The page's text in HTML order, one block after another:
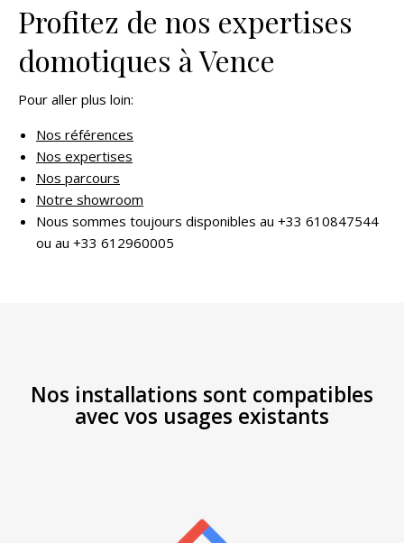
Profitez de nos expertises
domotiques à Vence
Pour aller plus loin:
Nos références
Nos expertises
Nos parcours
Notre showroom
Nous sommes toujours disponibles au +33 610847544
ou au +33 612960005
Nos installations sont compatibles
avec vos usages existants